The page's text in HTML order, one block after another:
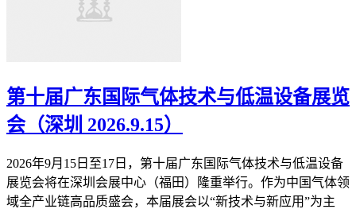
第十届广东国际气体技术与低温设备展览
会（深圳 2026.9.15）
2026年9月15日至17日，第十届广东国际气体技术与低温设备
展览会将在深圳会展中心（福田）隆重举行。作为中国气体领
域全产业链高品质盛会，本届展会以“新技术与新应用”为主